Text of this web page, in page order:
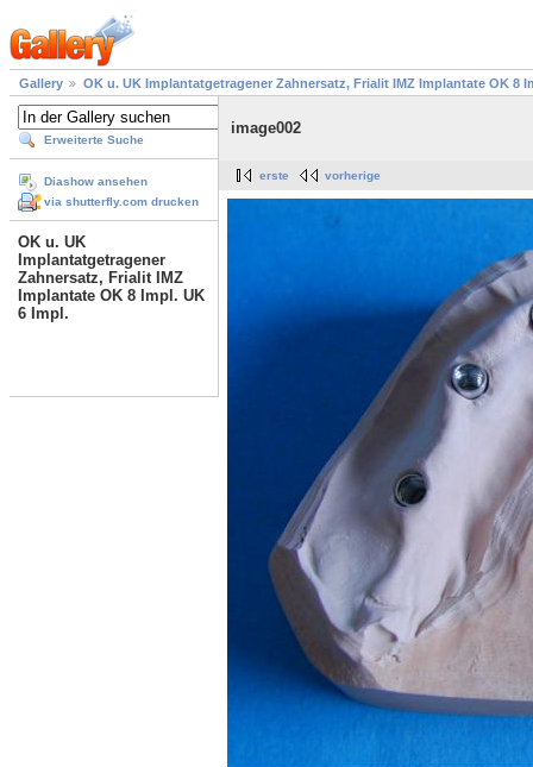
Gallery OK u. UK Implantatgetragener Zahnersatz, Frialit IMZ Implantate OK 8
Erweiterte Suche
Diashow ansehen
via shutterfly.com drucken
OK u. UK
Implantatgetragener
Zahnersatz, Frialit IMZ
Implantate OK 8 Impl. UK
6 Impl.
image002
erste vorherige